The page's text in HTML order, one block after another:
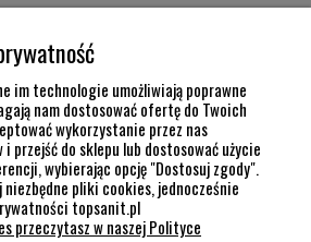
POMOC
INFORMACJE
im technologie umożliwiają poprawne
nam dostosować ofertę do Twoich
wykorzystanie przez nas
przejść do sklepu lub dostosować użycie
wybierając opcję "Dostosuj zgody".
pliki cookies, jednocześnie
topsanit.pl
przeczytasz w naszej Polityce